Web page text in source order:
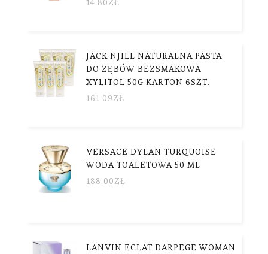
14.80ZŁ
JACK NJILL NATURALNA PASTA
DO ZĘBÓW BEZSMAKOWA
XYLITOL 50G KARTON 6SZT.
161.09ZŁ
VERSACE DYLAN TURQUOISE
WODA TOALETOWA 50 ML
188.00ZŁ
LANVIN ECLAT DARPEGE WOMAN